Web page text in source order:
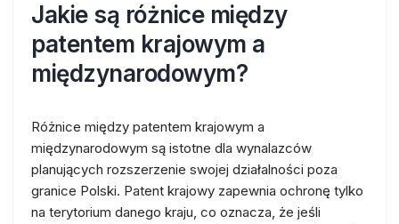
Jakie są różnice między
patentem krajowym a
międzynarodowym?
Różnice między patentem krajowym a
międzynarodowym są istotne dla wynalazców
planujących rozszerzenie swojej działalności poza
granice Polski. Patent krajowy zapewnia ochronę tylko
na terytorium danego kraju, co oznacza, że jeśli